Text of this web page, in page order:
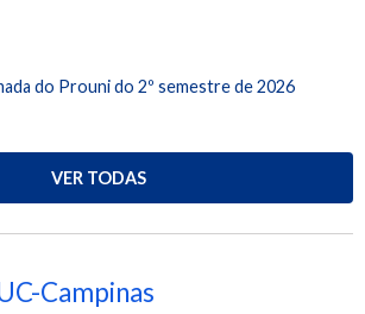
do Prouni do 2º semestre de 2026
VER TODAS
Campinas